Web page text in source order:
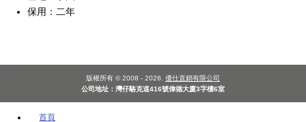
保用：二年
版權所有 © 2008 - 2026. 優仕直銷有限公司
公司地址：灣仔駱克道416號偉德大廈3字樓6室
首頁